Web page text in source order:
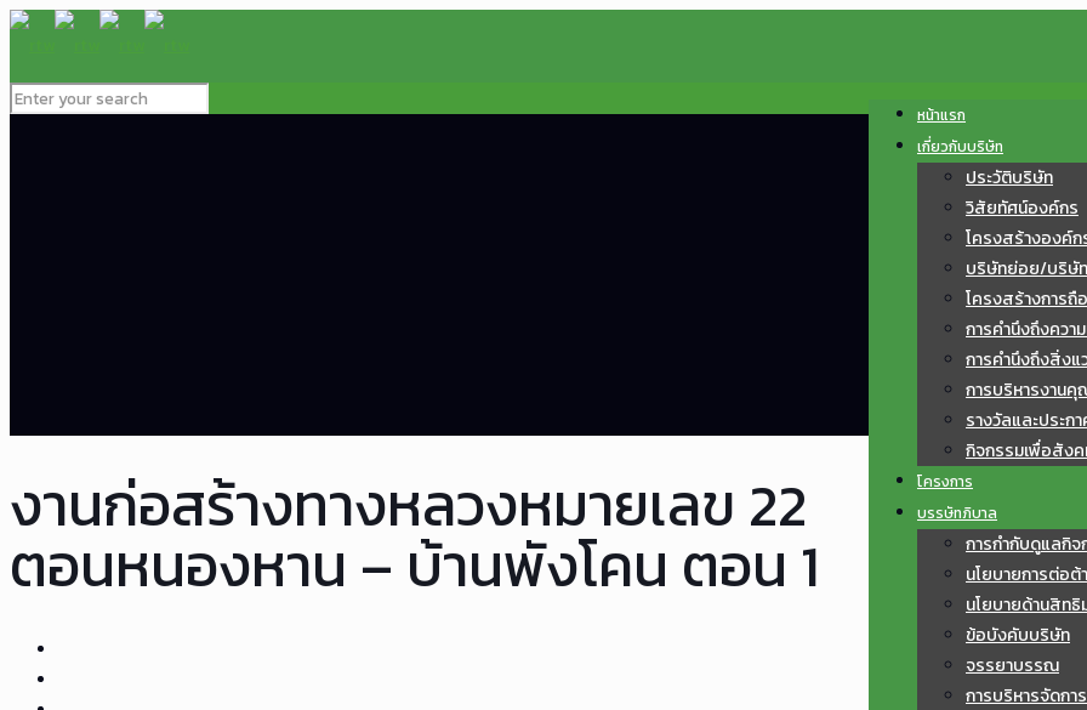
หน้าแรก
เกี่ยวกับบริษัท
ประวัติบริษัท
วิสัยทัศน์องค์กร
โครงสร้างองค์ก
บริษัทย่อย/บริษั
โครงสร้างการ
การคำนึงถึงคว
การคำนึงถึงสิ่ง
การบริหารงาน
รางวัลและประก
กิจกรรมเพื่อสัง
โครงการ
บรรษัทภิบาล
การกำกับดูแลกิจ
นโยบายการต่อ
นโยบายด้านสิท
ข้อบังคับบริษัท
จรรยาบรรณ
การบริหารจัดกา
งานก่อสร้างทางหลวงหมายเลข 22
ตอนหนองหาน – บ้านพังโคน ตอน 1